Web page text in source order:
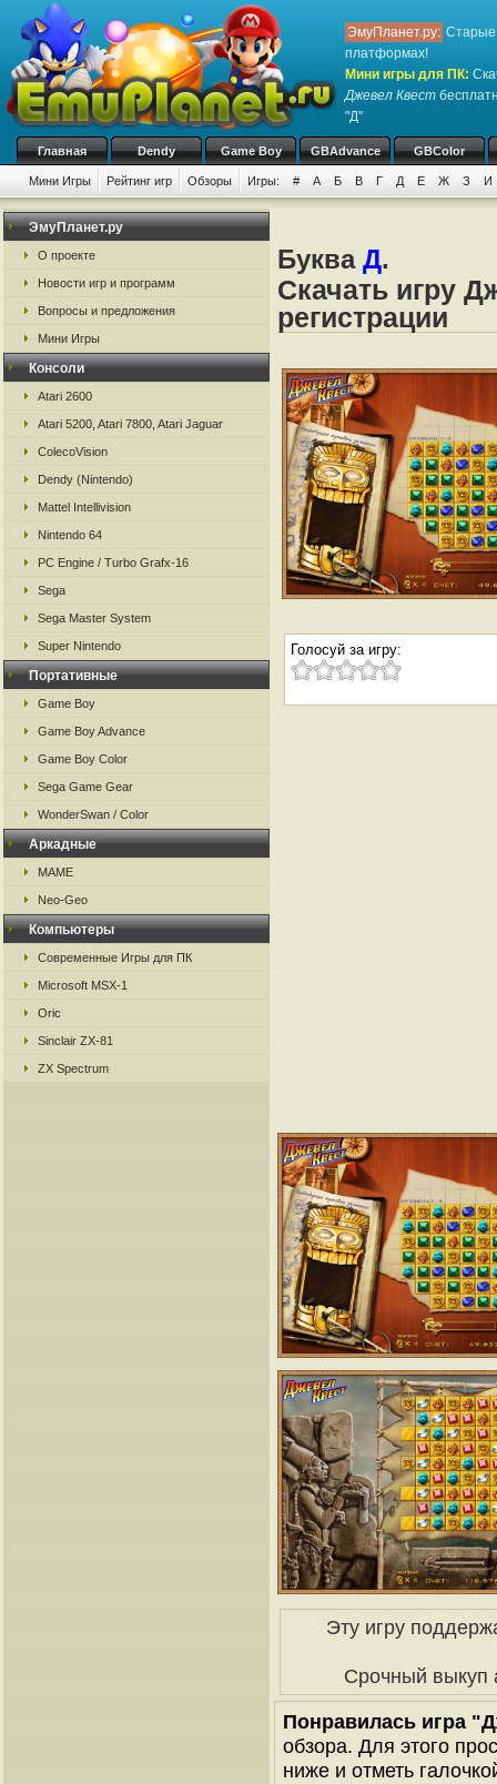
ЭмуПланет.ру: Старые
платформах!
Мини игры для ПК:
Джевел Квест
"Д"
Главная Dendy Game Boy GBAdvance GBColor
Мини Игры Рейтинг игр Обзоры Игры: # А Б В Г Д Е Ж З И
ЭмуПланет.ру
О проекте
Новости игр и программ
Вопросы и предложения
Мини Игры
Консоли
Atari 2600
Atari 5200, Atari 7800, Atari Jaguar
ColecoVision
Dendy (Nintendo)
Mattel Intellivision
Nintendo 64
PC Engine / Turbo Grafx-16
Sega
Sega Master System
Super Nintendo
Портативные
Game Boy
Game Boy Advance
Game Boy Color
Sega Game Gear
WonderSwan / Color
Аркадные
MAME
Neo-Geo
Компьютеры
Современные Игры для ПК
Microsoft MSX-1
Oric
Sinclair ZX-81
ZX Spectrum
Буква Д.
Скачать игру
регистрации
Голосуй за игру:
Эту игру
Срочный выкуп
Понравилась игра
обзора. Для этого
ниже и отметь